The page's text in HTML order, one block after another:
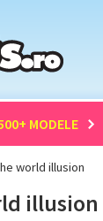
MODELE
world illusion
illusion